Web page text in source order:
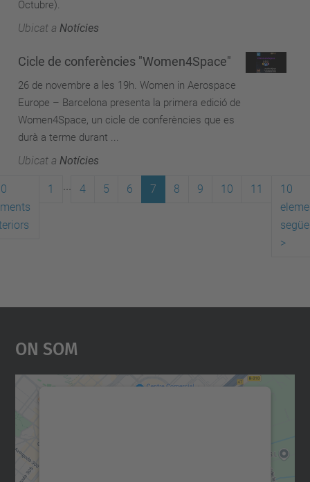
Octubre).
Ubicat a Notícies
Cicle de conferències "Women4Space"
26 de novembre a les 19h. Women in Aerospace
Europe – Barcelona presenta la primera edició de
Women4Space, un cicle de conferències que es
durà a terme durant ...
Ubicat a Notícies
1 4 5 6 7 8 9 10 11
10
>
On Som